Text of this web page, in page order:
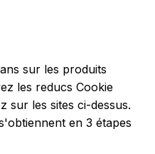
sur les produits
les reducs Cookie
sur les sites ci-dessus.
en 3 étapes